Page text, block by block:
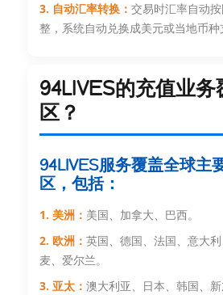
3. 自动汇率转换：交易时汇率自动
整，系统自动兑换成美元或当地币种
94LIVES的充值业
区？
94LIVES服务覆盖全球主
区，包括：
1. 美洲： 美国、加拿大、巴西。
2. 欧洲：英国、德国、法国、意大
麦、爱尔兰。
3. 亚太：澳大利亚、日本、韩国、新